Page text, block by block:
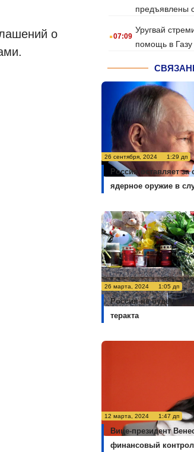
о
предъявлены
.07:09
Уругвай
помощь в Газу
26 сентября, 2024 1:29 дп
Россия оставляет
ядерное оружие в
26 марта, 2024 1:05 дп
Россия не будет
теракта
12 марта, 2024 1:47 дп
Вице-президент
финансовый